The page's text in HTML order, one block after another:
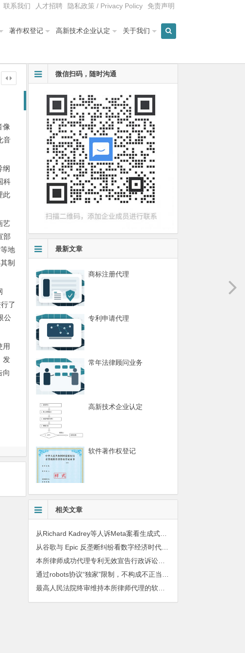
联系我们 人才招聘 隐私政策 / Privacy Policy 免责声明
著作权登记 高新技术企业认定 关于我们
像
音
纲
科
此
艺
部
地
制
了
公
用
发
向
微信扫码，随时沟通
最新文章
商标注册代理
专利申请代理
常年法律顾问业务
高新技术企业认定
软件著作权登记
相关文章
从Richard Kadrey等人诉Meta案看生成式人工智能训练语料的版权合理使用问题
从谷歌与 Epic 反垄断纠纷看数字经济时代竞争法的新挑战与应对
本所律师成功代理专利无效宣告行政诉讼案件
最高人民法院终审维持本所律师代理的软件著作权和不正当竞争纠纷案件胜诉判决